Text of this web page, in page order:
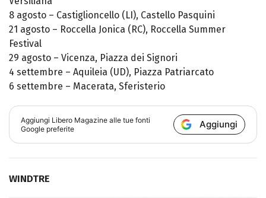
8 agosto – Castiglioncello (LI), Castello Pasquini
21 agosto – Roccella Jonica (RC), Roccella Summer
Festival
29 agosto – Vicenza, Piazza dei Signori
4 settembre – Aquileia (UD), Piazza Patriarcato
6 settembre – Macerata, Sferisterio
Aggiungi Libero Magazine alle tue fonti
Google preferite
Aggiungi
WINDTRE